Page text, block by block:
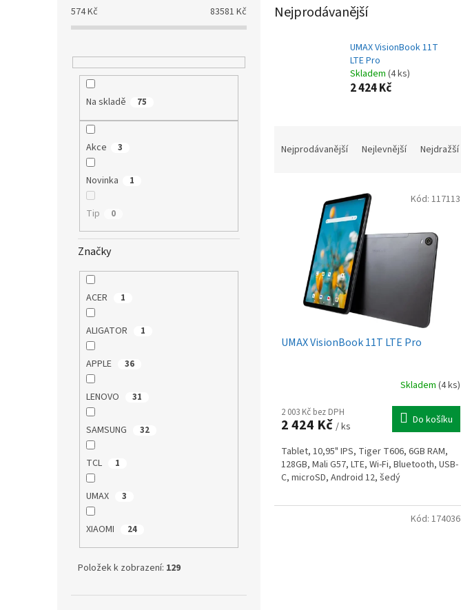
574Kč 83581 Kč
Na skladě 75
Akce 3
Novinka 1
Tip 0
Značky
ACER 1
ALIGATOR 1
APPLE 36
LENOVO 31
SAMSUNG 32
TCL 1
UMAX 3
XIAOMI 24
Položek k zobrazení: 129
Nejprodávanější
UMAX VisionBook 11T
LTE Pro
Skladem (4 ks)
2 424 Kč
Nejprodávanější Nejlevnější Nejdražší
UMAX VisionBook 11T LTE Pro
Skladem (4 ks)
2 003 Kč bez DPH
2 424 Kč / ks Do košíku
Tablet, 10,95" IPS, Tiger T606, 6GB RAM,
128GB, Mali G57, LTE, Wi-Fi, Bluetooth, USB-
C, microSD, Android 12, šedý
Kód: 117113
Kód: 174036